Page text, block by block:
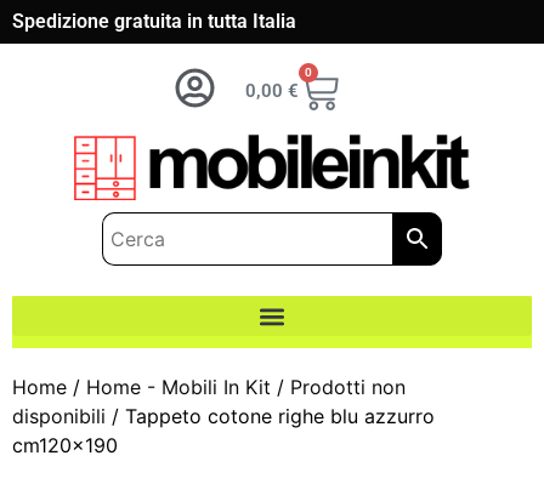
Spedizione gratuita in tutta Italia
0,00 €
0
Home / Home - Mobili In Kit / Prodotti non
disponibili / Tappeto cotone righe blu azzurro
cm120x190